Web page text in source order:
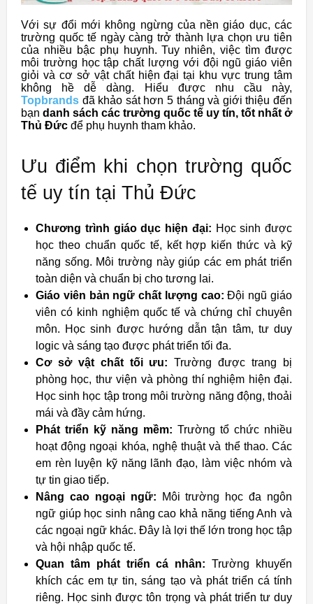
Với sự đổi mới không ngừng của nền giáo dục, các
trường quốc tế ngày càng trở thành lựa chọn ưu tiên
của nhiều bậc phụ huynh. Tuy nhiên, việc tìm được
môi trường học tập chất lượng với đội ngũ giáo viên
giỏi và cơ sở vật chất hiện đại tại khu vực trung tâm
không hề dễ dàng. Hiểu được nhu cầu này,
Topbrands đã khảo sát hơn 5 tháng và giới thiệu đến
bạn danh sách các trường quốc tế uy tín, tốt nhất ở
Thủ Đức để phụ huynh tham khảo.
Ưu điểm khi chọn trường quốc
tế uy tín tại Thủ Đức
Chương trình giáo dục hiện đại: Học sinh được
học theo chuẩn quốc tế, kết hợp kiến thức và kỹ
năng sống. Môi trường này giúp các em phát triển
toàn diện và chuẩn bị cho tương lai.
Giáo viên bản ngữ chất lượng cao: Đội ngũ giáo
viên có kinh nghiệm quốc tế và chứng chỉ chuyên
môn. Học sinh được hướng dẫn tận tâm, tư duy
logic và sáng tạo được phát triển tối đa.
Cơ sở vật chất tối ưu: Trường được trang bị
phòng học, thư viện và phòng thí nghiệm hiện đại.
Học sinh học tập trong môi trường năng động, thoải
mái và đầy cảm hứng.
Phát triển kỹ năng mềm: Trường tổ chức nhiều
hoạt động ngoại khóa, nghệ thuật và thể thao. Các
em rèn luyện kỹ năng lãnh đạo, làm việc nhóm và
tự tin giao tiếp.
Nâng cao ngoại ngữ: Môi trường học đa ngôn
ngữ giúp học sinh nâng cao khả năng tiếng Anh và
các ngoại ngữ khác. Đây là lợi thế lớn trong học tập
và hội nhập quốc tế.
Quan tâm phát triển cá nhân: Trường khuyến
khích các em tự tin, sáng tạo và phát triển cá tính
riêng. Học sinh được tôn trọng và phát triển tư duy